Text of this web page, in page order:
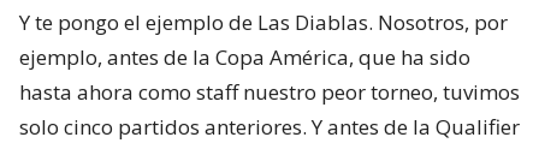
Y te pongo el ejemplo de Las Diablas. Nosotros, por
ejemplo, antes de la Copa América, que ha sido
hasta ahora como staff nuestro peor torneo, tuvimos
solo cinco partidos anteriores. Y antes de la Qualifier